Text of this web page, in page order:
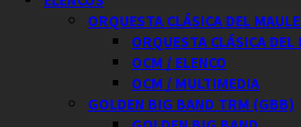
ORQUESTA CLÁSICA DEL
ORQUESTA CLÁSICA DEL
OCM / ELENCO
OCM / MULTIMEDIA
GOLDEN BIG BAND TRM (GBB)